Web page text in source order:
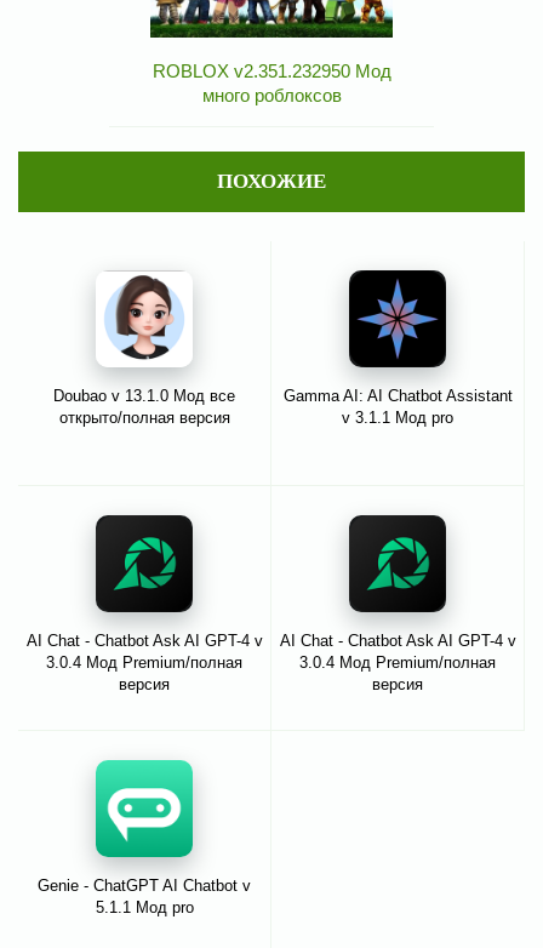
ROBLOX v2.351.232950 Мод
много роблоксов
ПОХОЖИЕ
Doubao v 13.1.0 Мод все
открыто/полная версия
Gamma AI: AI Chatbot Assistant
v 3.1.1 Мод pro
AI Chat - Chatbot Ask AI GPT-4 v
3.0.4 Мод Premium/полная
версия
AI Chat - Chatbot Ask AI GPT-4 v
3.0.4 Мод Premium/полная
версия
Genie - ChatGPT AI Chatbot v
5.1.1 Мод pro